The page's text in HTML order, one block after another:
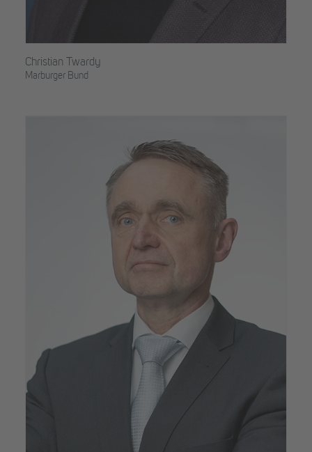
Christian Twardy
Marburger Bund